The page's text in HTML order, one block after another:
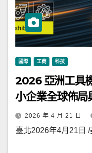
國際 工商 科技
2026 亞洲工具
小企業全球佈局
2026 年 4 月 21 日
臺北2026年4月21日